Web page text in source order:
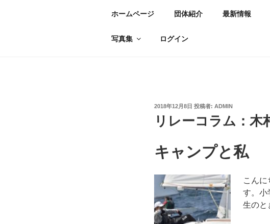
ホームページ 団体紹介 最新情報
写真集 ログイン
投
日:
2018年12月8日 投稿者: ADMIN
リレーコラム：木
キャンプと私
こん
す。小
生のと